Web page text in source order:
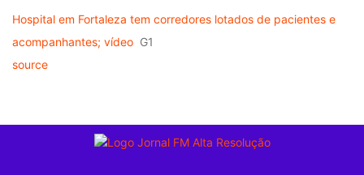
Hospital em Fortaleza tem corredores lotados de pacientes e
acompanhantes; vídeo G1
source